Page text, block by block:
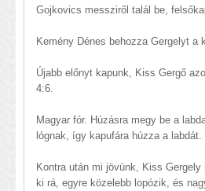
Gojkovics messziről talál be,
Kemény Dénes behozza Gergelyt a
Újabb előnyt kapunk, Kiss Gergő
4:6.
Magyar fór. Húzásra megy be a
lógnak, így kapufára húzza a labdát.
Kontra után mi jövünk, Kiss
ki rá, egyre közelebb lopózik, és